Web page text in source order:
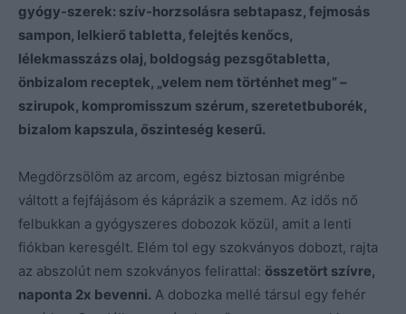
gyógy-szerek: szív-horzsolásra sebtapasz, fejmosás
sampon, lelkierő tabletta, felejtés kenőcs,
lélekmasszázs olaj, boldogság pezsgőtabletta,
önbizalom receptek, „velem nem történhet meg” –
szirupok, kompromisszum szérum, szeretetbuborék,
bizalom kapszula, őszinteség keserű.
Megdörzsölöm az arcom, egész biztosan migrénbe
váltott a fejfájásom és káprázik a szemem. Az idős nő
felbukkan a gyógyszeres dobozok közül, amit a lenti
fiókban keresgélt. Elém tol egy szokványos dobozt, rajta
az abszolút nem szokványos felirattal: összetört szívre,
naponta 2x bevenni. A dobozka mellé társul egy fehér